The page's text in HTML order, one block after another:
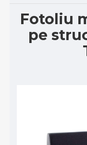
Fotoliu
pe